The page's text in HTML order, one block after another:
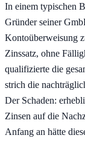
In einem typischen
Gründer seiner
Kontoüberweisung
Zinssatz, ohne
qualifizierte die
strich die
Der Schaden:
Zinsen auf die
Anfang an hätte